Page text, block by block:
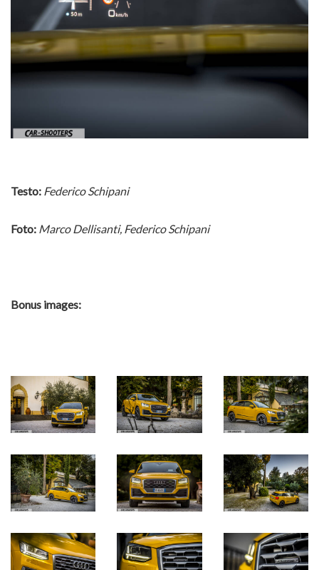
Testo: Federico Schipani
Foto: Marco Dellisanti, Federico Schipani
Bonus images: